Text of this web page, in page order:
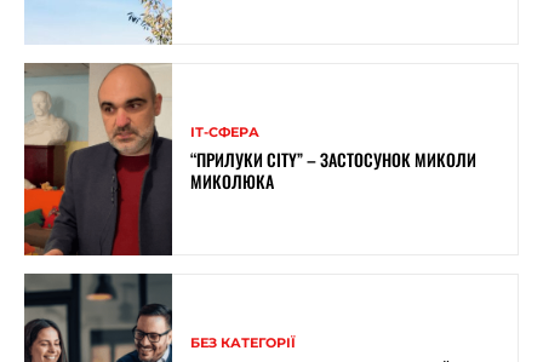
ІТ-СФЕРА
“ПРИЛУКИ CITY” – ЗАСТОСУНОК МИКОЛИ
МИКОЛЮКА
БЕЗ КАТЕГОРІЇ